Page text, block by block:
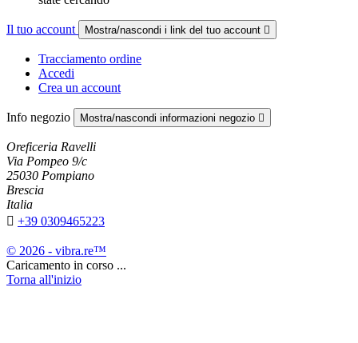
Il tuo account Mostra/nascondi i link del tuo account 
Tracciamento ordine
Accedi
Crea un account
Info negozio Mostra/nascondi informazioni negozio 
Oreficeria Ravelli
Via Pompeo 9/c
25030 Pompiano
Brescia
Italia
 +39 0309465223
© 2026 - vibra.re™
Caricamento in corso ...
Torna all'inizio